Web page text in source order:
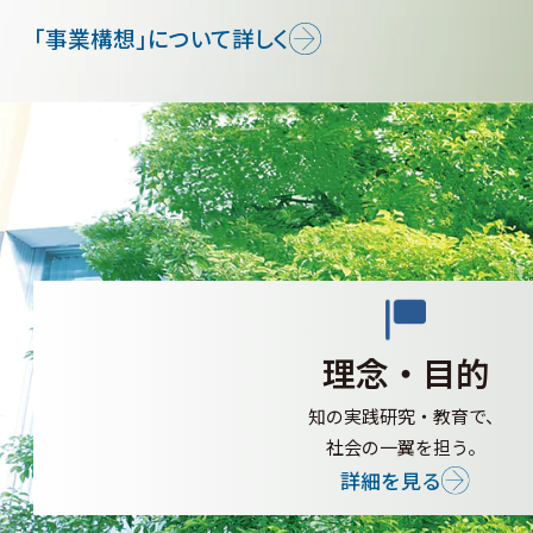
「事業構想」について詳しく
理念・目的
知の実践研究・教育で、
社会の一翼を担う。
詳細を見る